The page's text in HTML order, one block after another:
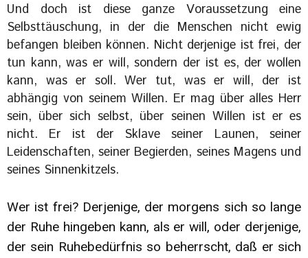
Und doch ist diese ganze Voraussetzung eine
Selbsttäuschung, in der die Menschen nicht ewig
befangen bleiben können. Nicht derjenige ist frei, der
tun kann, was er will, sondern der ist es, der wollen
kann, was er soll. Wer tut, was er will, der ist
abhängig von seinem Willen. Er mag über alles Herr
sein, über sich selbst, über seinen Willen ist er es
nicht. Er ist der Sklave seiner Launen, seiner
Leidenschaften, seiner Begierden, seines Magens und
seines Sinnenkitzels.
Wer ist frei? Derjenige, der morgens sich so lange
der Ruhe hingeben kann, als er will, oder derjenige,
der sein Ruhebedürfnis so beherrscht, daß er sich